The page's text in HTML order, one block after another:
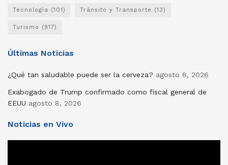
Tecnología (101) Tránsito y Transporte (13)
Turismo (917)
Últimas Noticias
¿Qué tan saludable puede ser la cerveza? agosto 8, 2026
Exabogado de Trump confirmado como fiscal general de
EEUU agosto 8, 2026
Noticias en Vivo